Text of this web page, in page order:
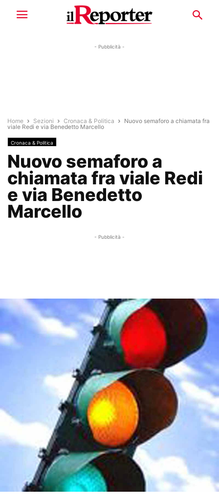
- Pubblicità -
Home Sezioni Cronaca & Politica
Nuovo semaforo a chiamata fra
viale Redi e via Benedetto Marcello
Cronaca & Politica
Nuovo semaforo a
chiamata fra viale Redi
e via Benedetto
Marcello
- Pubblicità -